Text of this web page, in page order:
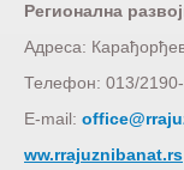
Регионална
Адреса:
Телефон: 013/
E-mail:
ww.rrajuznibanat.rs